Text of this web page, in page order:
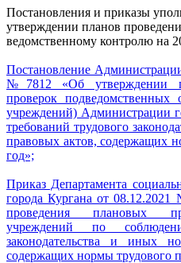
Постановления и приказы
утверждении планов
ведомственному контролю на
Постановление
№7812 «Об утверждении
проверок подведомственных
учреждений) Администрации
требований трудового
правовых актов, содержащих
год»;
Приказ Департамента
города Кургана от
проведения плановых
учреждений по
законодательства и иных
содержащих нормы трудового